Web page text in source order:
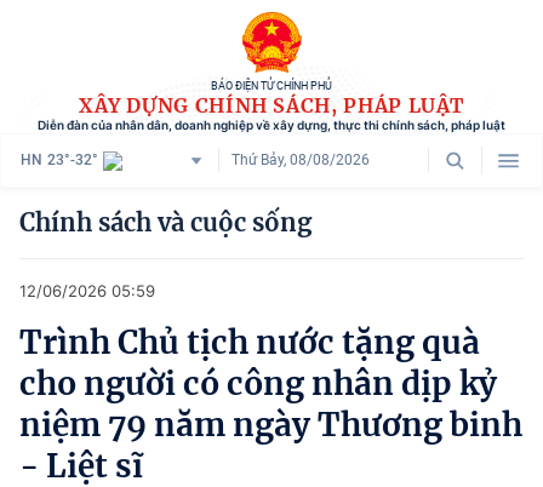
BÁO ĐIỆN TỬ CHÍNH PHỦ
XÂY DỰNG CHÍNH SÁCH, PHÁP LUẬT
Diễn đàn của nhân dân, doanh nghiệp về xây dựng, thực thi chính sách, pháp luật
HN 23°-32° Thứ Bảy, 08/08/2026
Danh mục
Tham vấn chính sách
Người dân góp ý
Doanh nghiệp hiến kế
Chính sách và cuộc sống
12/06/2026 05:59
Trình Chủ tịch nước tặng quà
cho người có công nhân dịp kỷ
niệm 79 năm ngày Thương binh
- Liệt sĩ